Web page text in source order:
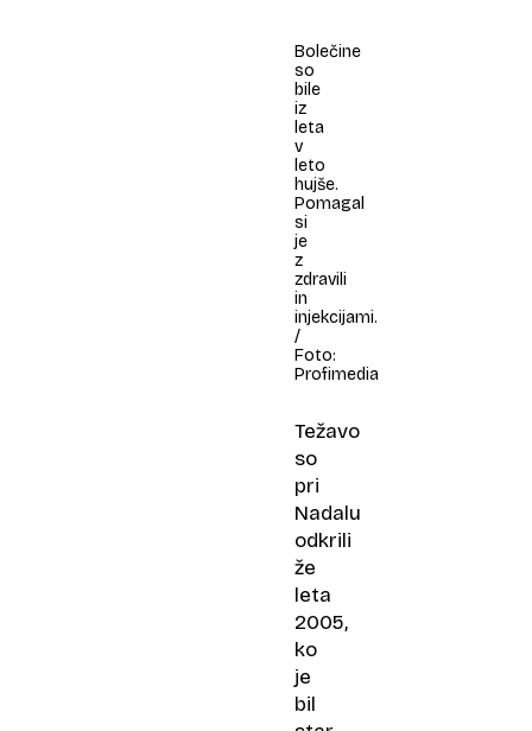
Bolečine
so
bile
iz
leta
v
leto
hujše.
Pomagal
si
je
z
zdravili
in
injekcijami.
/
Foto:
Profimedia
Težavo
so
pri
Nadalu
odkrili
že
leta
2005,
ko
je
bil